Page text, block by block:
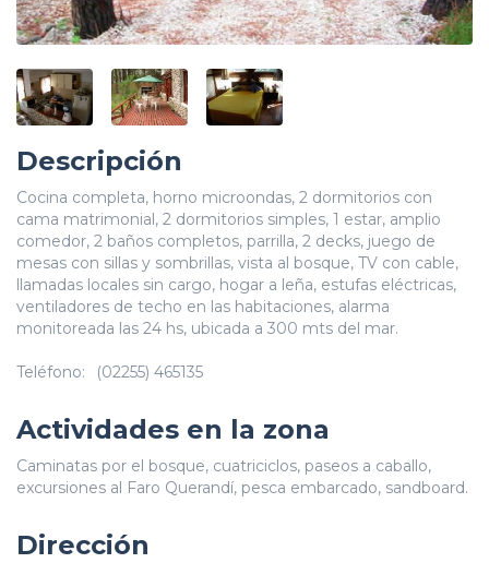
Descripción
Cocina completa, horno microondas, 2 dormitorios con
cama matrimonial, 2 dormitorios simples, 1 estar, amplio
comedor, 2 baños completos, parrilla, 2 decks, juego de
mesas con sillas y sombrillas, vista al bosque, TV con cable,
llamadas locales sin cargo, hogar a leña, estufas eléctricas,
ventiladores de techo en las habitaciones, alarma
monitoreada las 24 hs, ubicada a 300 mts del mar.
Teléfono: (02255) 465135
Actividades en la zona
Caminatas por el bosque, cuatriciclos, paseos a caballo,
excursiones al Faro Querandí, pesca embarcado, sandboard.
Dirección